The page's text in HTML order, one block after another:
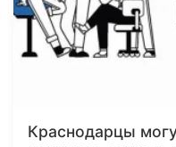
Краснодарцы